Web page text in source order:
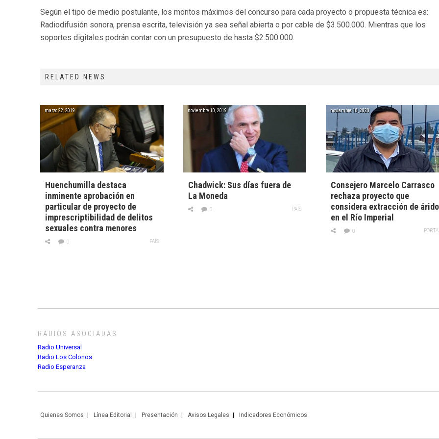
Según el tipo de medio postulante, los montos máximos del concurso para cada proyecto o propuesta técnica es:
Radiodifusión sonora, prensa escrita, televisión ya sea señal abierta o por cable de $3.500.000. Mientras que los
soportes digitales podrán contar con un presupuesto de hasta $2.500.000.
RELATED NEWS
marzo 22, 2019
Huenchumilla destaca
inminente aprobación en
particular de proyecto de
imprescriptibilidad de delitos
sexuales contra menores
PAÍS
0
noviembre 10, 2019
Chadwick: Sus días fuera de
La Moneda
PAÍS
0
noviembre 18, 2020
Consejero Marcelo Carrasco
rechaza proyecto que
considera extracción de
en el Río Imperial
0
RADIOS ASOCIADAS
Radio Universal
Radio Los Colonos
Radio Esperanza
Quienes Somos Línea Editorial Presentación Avisos Legales Indicadores Económicos